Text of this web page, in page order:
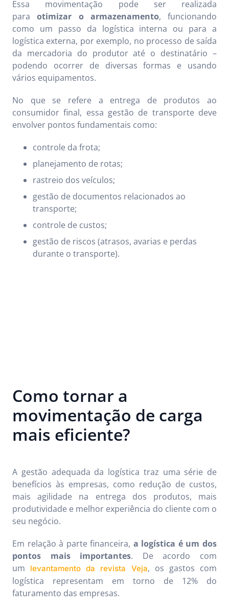
Essa movimentação pode ser realizada
paraotimizar o armazenamento, funcionando
como um passo da logística interna ou para a
logística externa, por exemplo, no processo de saída
da mercadoria do produtor até o destinatário –
podendo ocorrer de diversas formas e usando
vários equipamentos.
No que se refere a entrega de produtos ao
consumidor final, essa gestão de transporte deve
envolver pontos fundamentais como:
controle da frota;
planejamento de rotas;
rastreio dos veículos;
gestão de documentos relacionados ao
transporte;
controle de custos;
gestão de riscos (atrasos, avarias e perdas
durante o transporte).
Como tornar a
movimentação de carga
mais eficiente?
A gestão adequada da logística traz uma série de
benefícios às empresas, como redução de custos,
mais agilidade na entrega dos produtos, mais
produtividade e melhor experiência do cliente com o
seu negócio.
Em relação à parte financeira, a logística é um dos
pontos mais importantes. De acordo com
um levantamento da revista Veja, os gastos com
logística representam em torno de 12% do
faturamento das empresas.